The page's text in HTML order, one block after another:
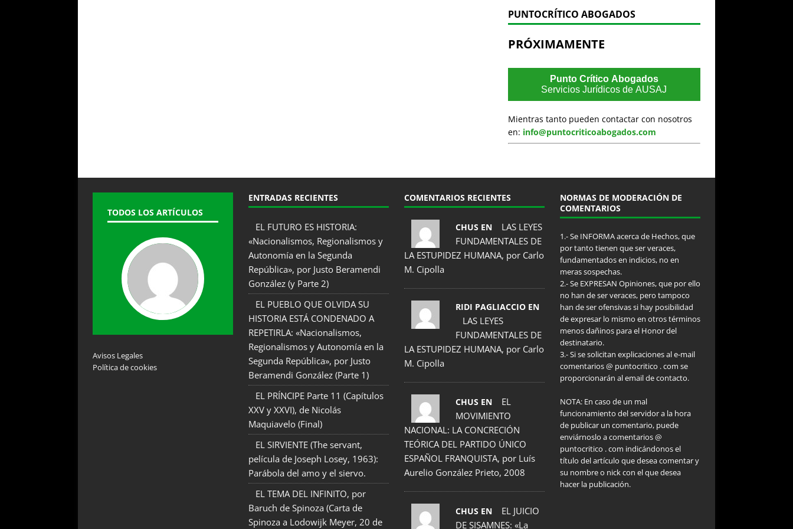
PUNTOCRÍTICO ABOGADOS
PRÓXIMAMENTE
Punto Crítico Abogados
Servicios Jurídicos de AUSAJ
Mientras tanto pueden contactar con nosotros
en: info@puntocriticoabogados.com
TODOS LOS ARTÍCULOS
Avisos Legales
Política de cookies
ENTRADAS RECIENTES
EL FUTURO ES HISTORIA:
«Nacionalismos, Regionalismos y
Autonomía en la Segunda
República», por Justo Beramendi
González (y Parte 2)
EL PUEBLO QUE OLVIDA SU
HISTORIA ESTÁ CONDENADO A
REPETIRLA: «Nacionalismos,
Regionalismos y Autonomía en la
Segunda República», por Justo
Beramendi González (Parte 1)
EL PRÍNCIPE Parte 11 (Capítulos
XXV y XXVI), de Nicolás
Maquiavelo (Final)
EL SIRVIENTE (The servant,
película de Joseph Losey, 1963):
Parábola del amo y el siervo.
EL TEMA DEL INFINITO, por
Baruch de Spinoza (Carta de
Spinoza a Lodowijk Meyer, 20 de
COMENTARIOS RECIENTES
CHUS EN
LAS LEYES
FUNDAMENTALES DE
LA ESTUPIDEZ HUMANA, por Carlo
M. Cipolla
RIDI PAGLIACCIO EN
LAS LEYES
FUNDAMENTALES DE
LA ESTUPIDEZ HUMANA, por Carlo
M. Cipolla
CHUS EN
EL
MOVIMIENTO
NACIONAL: LA CONCRECIÓN
TEÓRICA DEL PARTIDO ÚNICO
ESPAÑOL FRANQUISTA, por Luís
Aurelio González Prieto, 2008
CHUS EN
EL JUICIO
DE SISAMNES: «La
NORMAS DE MODERACIÓN DE
COMENTARIOS
1.- Se INFORMA acerca de Hechos, que
por tanto tienen que ser veraces,
fundamentados en indicios, no en
meras sospechas.
2.- Se EXPRESAN Opiniones, que por ello
no han de ser veraces, pero tampoco
han de ser ofensivas si hay posibilidad
de expresar lo mismo en otros términos
menos dañinos para el Honor del
destinatario.
3.- Si se solicitan explicaciones al e-mail
comentarios @ puntocritico . com se
proporcionarán al email de contacto.
NOTA: En caso de un mal
funcionamiento del servidor a la hora
de publicar un comentario, puede
enviárnoslo a comentarios @
puntocritico . com indicándonos el
título del artículo que desea comentar y
su nombre o nick con el que desea
hacer la publicación.